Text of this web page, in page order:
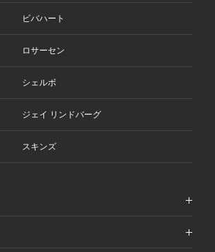
ビバハート
ロサーセン
シェルボ
ジェイ リンドバーグ
スキンズ